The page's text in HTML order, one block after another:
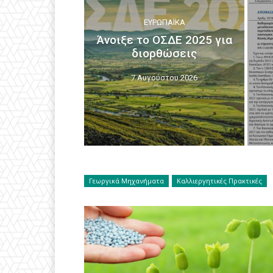
ΕΥΡΩΠΑΪΚΆ
Άνοιξε το ΟΣΔΕ 2025 για
διορθώσεις
7 Αυγούστου 2026
Γεωργικά Μηχανήματα Καλλιεργητικές Πρακτικές